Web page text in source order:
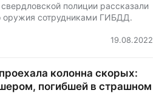
полиции рассказали
оружия сотрудниками ГИБДД.
19.08.2022
колонна скорых:
погибшей в страшном